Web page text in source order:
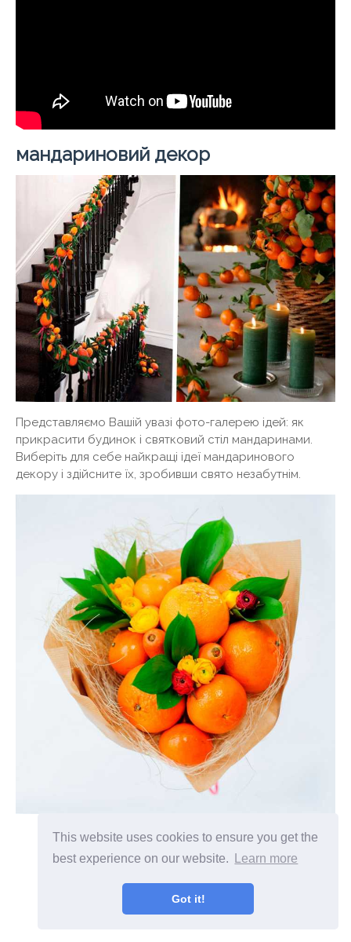
This website uses cookies to ensure you get the
best experience on our website.
Learn more
Got it!
мандариновий декор
Представляємо Вашій увазі фото-галерею ідей: як
прикрасити будинок і святковий стіл мандаринами.
Виберіть для себе найкращі ідеї мандаринового
декору і здійсните їх, зробивши свято незабутнім.